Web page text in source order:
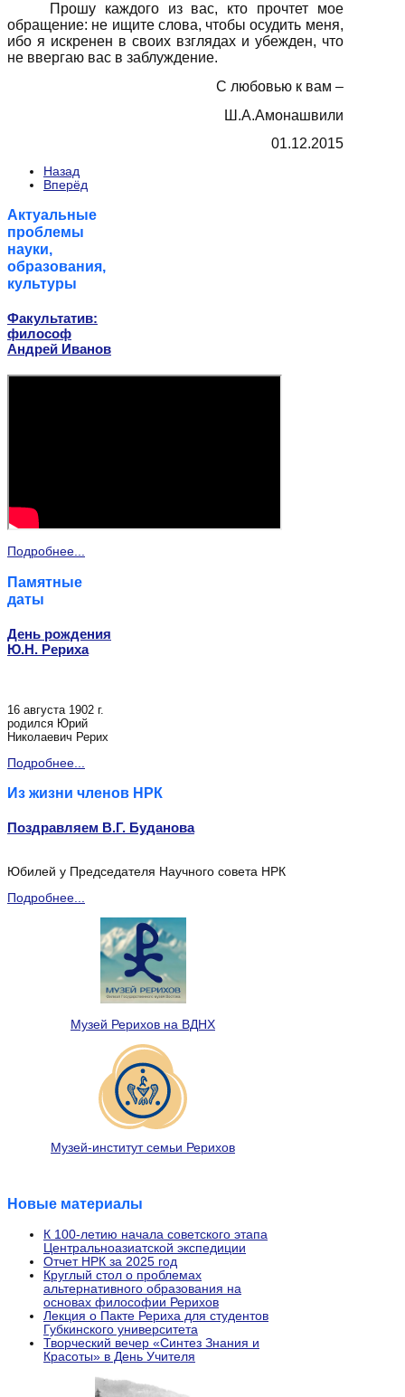
Прошу каждого из вас, кто прочтет мое
обращение: не ищите слова, чтобы осудить меня,
ибо я искренен в своих взглядах и убежден, что
не ввергаю вас в заблуждение.
С любовью к вам –
Ш.А.Амонашвили
01.12.2015
Назад
Вперёд
Актуальные
проблемы
науки,
образования,
культуры
Факультатив:
философ
Андрей Иванов
Подробнее...
Памятные
даты
День рождения
Ю.Н. Рериха
16 августа 1902 г.
родился Юрий
Николаевич Рерих
Подробнее...
Из жизни членов НРК
Поздравляем В.Г. Буданова
Юбилей у Председателя Научного совета НРК
Подробнее...
Музей Рерихов на ВДНХ
Музей-институт семьи Рерихов
Новые материалы
К 100-летию начала советского этапа
Центральноазиатской экспедиции
Отчет НРК за 2025 год
Круглый стол о проблемах
альтернативного образования на
основах философии Рерихов
Лекция о Пакте Рериха для студентов
Губкинского университета
Творческий вечер «Синтез Знания и
Красоты» в День Учителя